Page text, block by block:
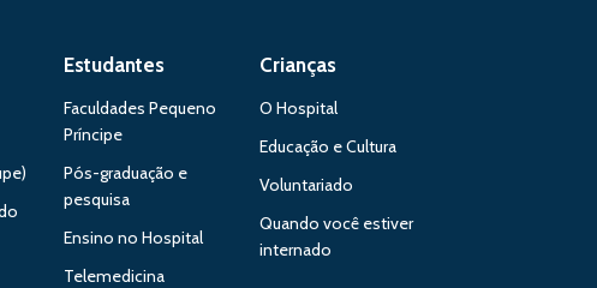
Estudantes
Faculdades Pequeno
Príncipe
Pós-graduação e
pesquisa
Ensino no Hospital
Telemedicina
Crianças
O Hospital
Educação e Cultura
Voluntariado
Quando você estiver
internado